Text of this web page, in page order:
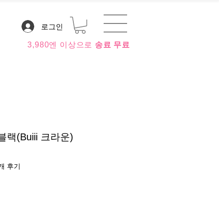
로그인
3,980엔 이상으로 송료 무료
랙(Buiii 크라운)
만점 중 5.0점
후기